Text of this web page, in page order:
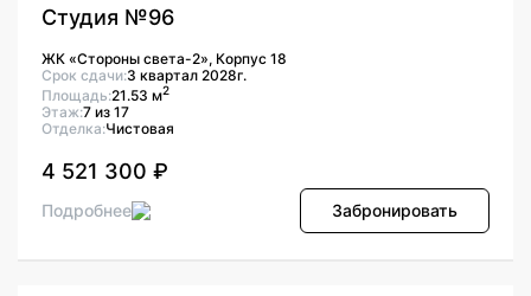
Студия №96
ЖК «Стороны света-2», Корпус 18
Срок сдачи:3 квартал 2028г.
Площадь:21.53 м2
Этаж:7 из 17
Отделка:Чистовая
4 521 300 ₽
Подробнее Забронировать